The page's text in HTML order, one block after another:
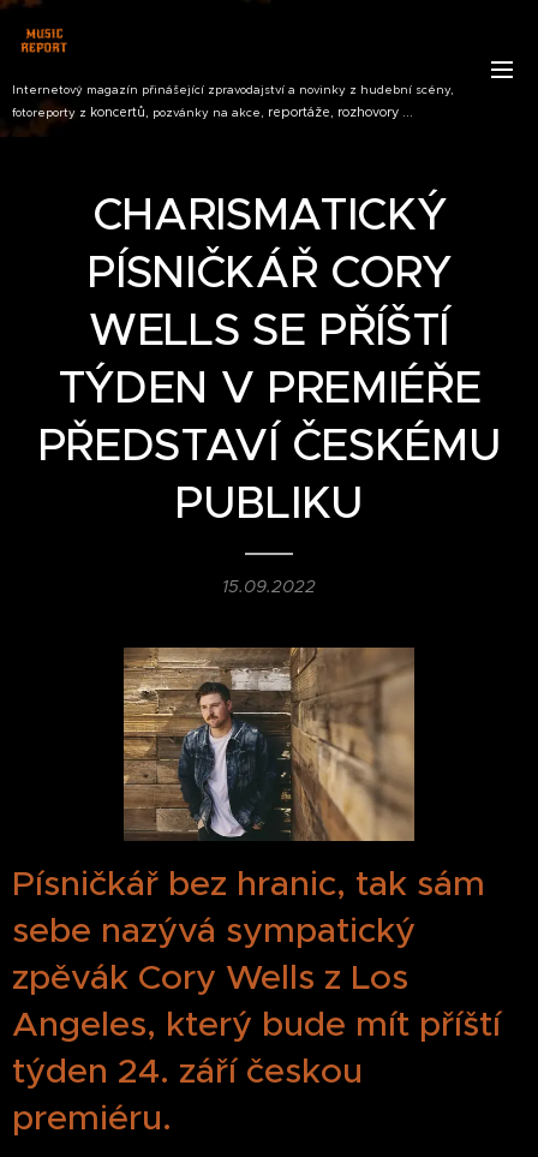
Internetový magazín přinášející zpravodajství a novinky z hudební scény,
fotoreporty z koncertů, pozvánky na akce, reportáže, rozhovory ...
CHARISMATICKÝ
PÍSNIČKÁŘ CORY
WELLS SE PŘÍŠTÍ
TÝDEN V PREMIÉŘE
PŘEDSTAVÍ ČESKÉMU
PUBLIKU
15.09.2022
Písničkář bez hranic, tak sám
sebe nazývá sympatický
zpěvák Cory Wells z Los
Angeles, který bude mít příští
týden 24. září českou
premiéru.